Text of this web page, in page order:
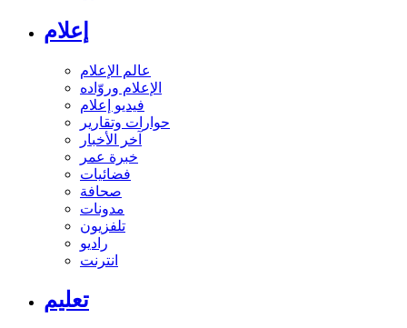
إعلام
عالم الإعلام
الإعلام وروّاده
فيديو إعلام
حوارات وتقارير
آخر الأخبار
خبرة عمر
فضائيات
صحافة
مدونات
تلفزيون
راديو
انترنت
تعليم